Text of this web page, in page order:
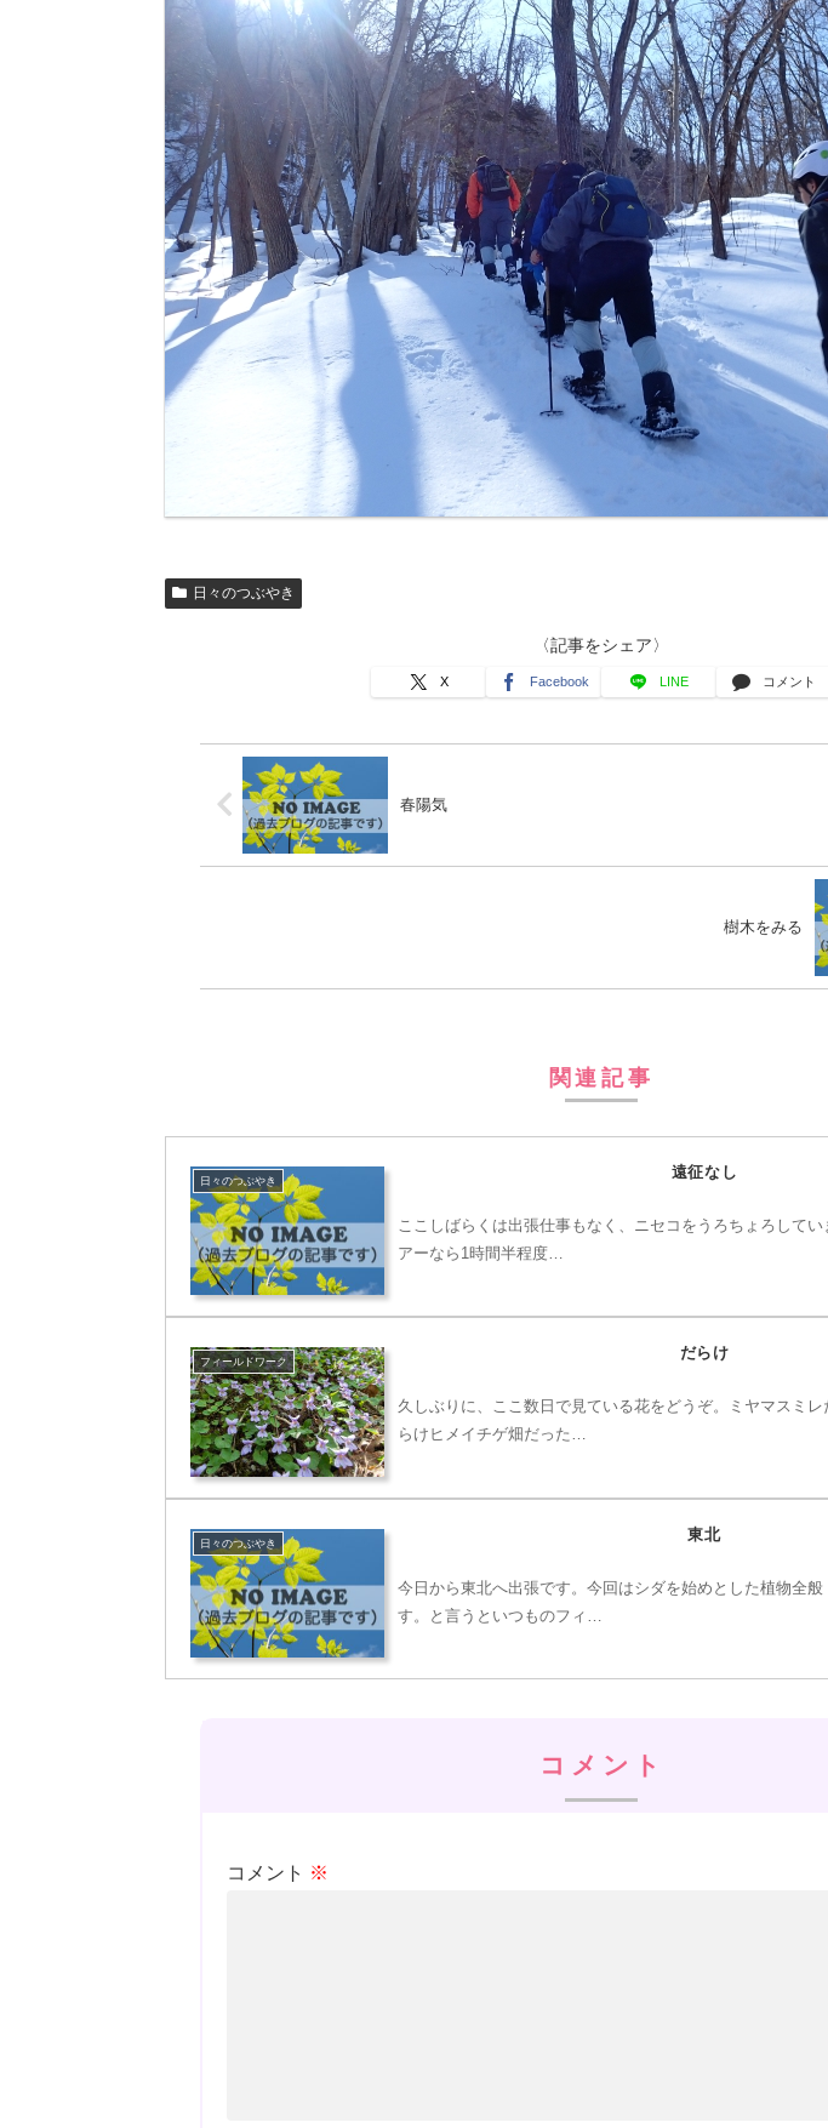
日々のつぶやき
〈記事をシェア〉
X Facebook LINE コメント
春陽気
樹木をみる
関連記事
日々のつぶやき
遠征なし
ここしばらくは出張仕事もなく、ニセコをうろちょろして
アーなら1時間半程度…
フィールドワーク
だらけ
久しぶりに、ここ数日で見ている花をどうぞ。ミヤマスミ
らけヒメイチゲ畑だった…
日々のつぶやき
東北
今日から東北へ出張です。今回はシダを始めとした植物全般
す。と言うといつものフィ…
コメント
コメント ※